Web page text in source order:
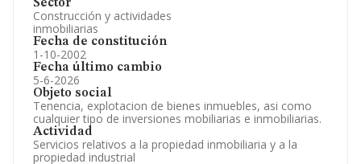
Sector
Construcción y actividades
inmobiliarias
Fecha de constitución
1-10-2002
Fecha último cambio
5-6-2026
Objeto social
Tenencia, explotacion de bienes inmuebles, asi como
cualquier tipo de inversiones mobiliarias e inmobiliarias.
Actividad
Servicios relativos a la propiedad inmobiliaria y a la
propiedad industrial